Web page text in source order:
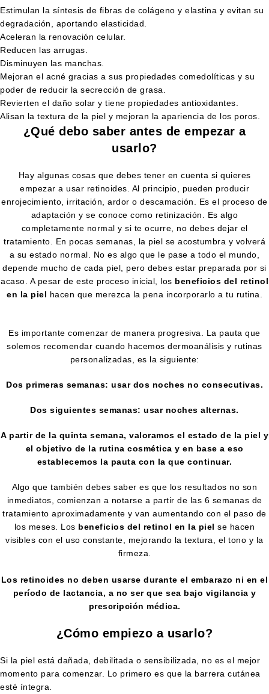
Estimulan la síntesis de fibras de colágeno y elastina y evitan su
degradación, aportando elasticidad.
Aceleran la renovación celular.
Reducen las arrugas.
Disminuyen las manchas.
Mejoran el acné gracias a sus propiedades comedolíticas y su
poder de reducir la secrección de grasa.
Revierten el daño solar y tiene propiedades antioxidantes.
Alisan la textura de la piel y mejoran la apariencia de los poros.
¿Qué debo saber antes de empezar a
usarlo?
Hay algunas cosas que debes tener en cuenta si quieres
empezar a usar retinoides. Al principio, pueden producir
enrojecimiento, irritación, ardor o descamación. Es el proceso de
adaptación y se conoce como retinización. Es algo
completamente normal y si te ocurre, no debes dejar el
tratamiento. En pocas semanas, la piel se acostumbra y volverá
a su estado normal. No es algo que le pase a todo el mundo,
depende mucho de cada piel, pero debes estar preparada por si
acaso. A pesar de este proceso inicial, los beneficios del retinol
en la piel hacen que merezca la pena incorporarlo a tu rutina.
Es importante comenzar de manera progresiva. La pauta que
solemos recomendar cuando hacemos dermoanálisis y rutinas
personalizadas, es la siguiente:
Dos primeras semanas: usar dos noches no consecutivas.
Dos siguientes semanas: usar noches alternas.
A partir de la quinta semana, valoramos el estado de la piel y
el objetivo de la rutina cosmética y en base a eso
establecemos la pauta con la que continuar.
Algo que también debes saber es que los resultados no son
inmediatos, comienzan a notarse a partir de las 6 semanas de
tratamiento aproximadamente y van aumentando con el paso de
los meses. Los beneficios del retinol en la piel se hacen
visibles con el uso constante, mejorando la textura, el tono y la
firmeza.
Los retinoides no deben usarse durante el embarazo ni en el
período de lactancia, a no ser que sea bajo vigilancia y
prescripción médica.
¿Cómo empiezo a usarlo?
Si la piel está dañada, debilitada o sensibilizada, no es el mejor
momento para comenzar. Lo primero es que la barrera cutánea
esté íntegra.